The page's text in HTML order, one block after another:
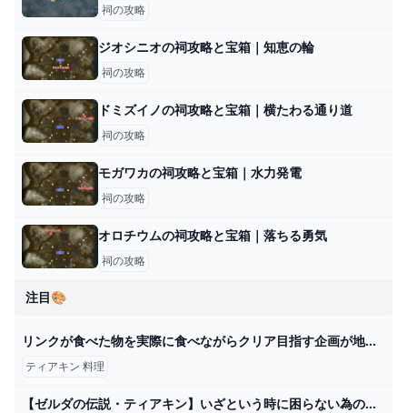
祠の攻略
ジオシニオの祠攻略と宝箱｜知恵の輪
祠の攻略
ドミズイノの祠攻略と宝箱｜横たわる通り道
祠の攻略
モガワカの祠攻略と宝箱｜水力発電
祠の攻略
オロチウムの祠攻略と宝箱｜落ちる勇気
祠の攻略
注目🎨
リンクが食べた物を実際に食べながらクリア目指す企画が地獄過ぎるｗｗｗ【ティアキン】【料理】【ゼルダの伝説ティアーズオブザキングダム】Part1 - YouTube
ティアキン 料理
【ゼルダの伝説・ティアキン】いざという時に困らない為の便利な食材採取場所＆料理レシピ紹介！｜ゲーム実況・攻略「ティアーズ オブ ザ キングダム｜Tears of the Kingdom」 - YouTube